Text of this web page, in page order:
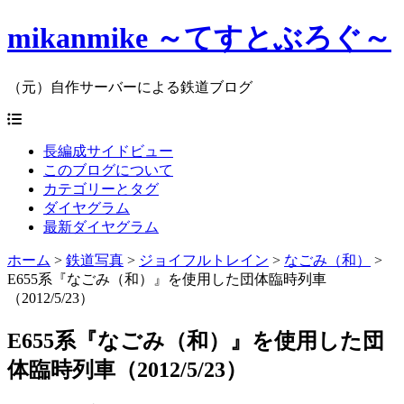
mikanmike ～てすとぶろぐ～
（元）自作サーバーによる鉄道ブログ
長編成サイドビュー
このブログについて
カテゴリーとタグ
ダイヤグラム
最新ダイヤグラム
ホーム > 鉄道写真 > ジョイフルトレイン > なごみ（和）
>
E655系『なごみ（和）』を使用した団体臨時列車
（2012/5/23）
E655系『なごみ（和）』を使用した団
体臨時列車（2012/5/23）